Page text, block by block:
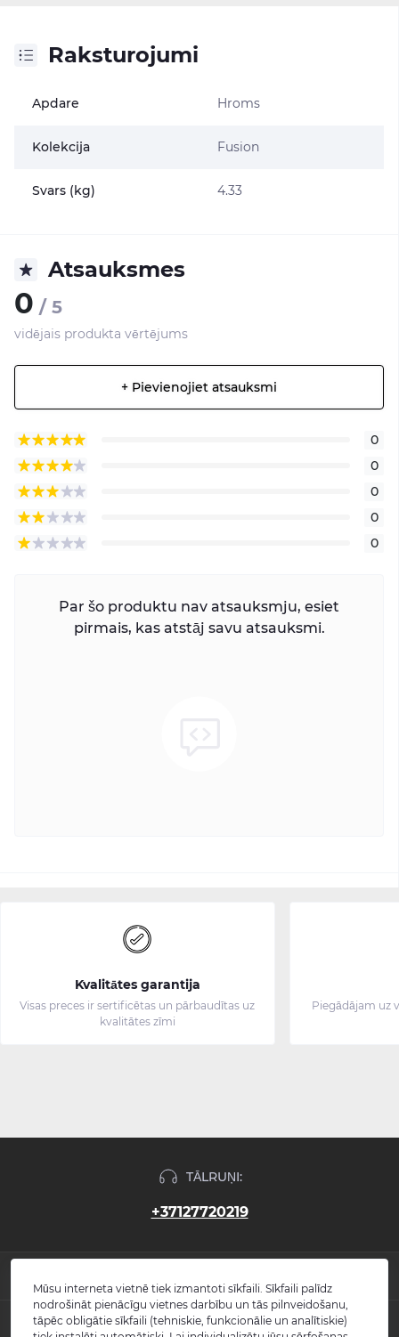
Raksturojumi
Apdare Hroms
Kolekcija Fusion
Svars (kg) 4.33
Atsauksmes
0 / 5
vidējais produkta vērtējums
+ Pievienojiet atsauksmi
0
0
0
0
0
Par šo produktu nav atsauksmju, esiet
pirmais, kas atstāj savu atsauksmi.
Kvalitātes garantija
Visas preces ir sertificētas un pārbaudītas uz
kvalitātes zīmi
Piegādājam uz
TĀLRUŅI:
+37127720219
Jaunumi
Atsauksmes
POPULĀRS
Mūsu interneta vietnē tiek izmantoti sīkfaili. Sīkfaili palīdz
nodrošināt pienācīgu vietnes darbību un tās pilnveidošanu,
tāpēc obligātie sīkfaili (tehniskie, funkcionālie un analītiskie)